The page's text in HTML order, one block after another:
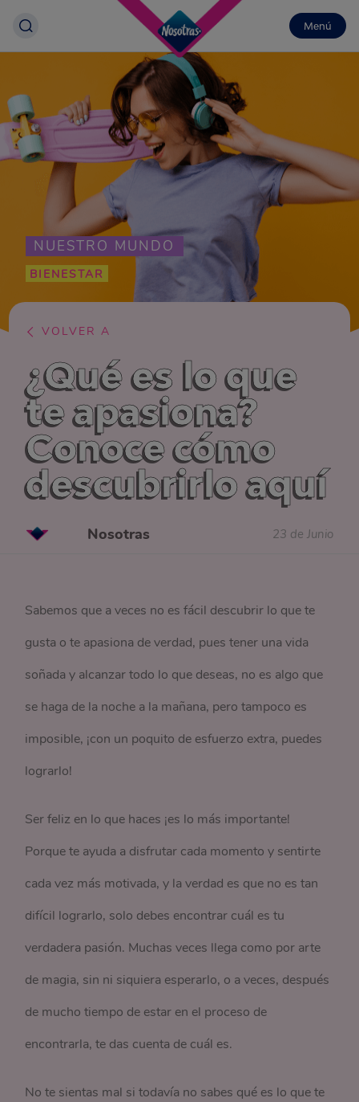
Menú
NUESTRO MUNDO
BIENESTAR
VOLVER A
¿Qué es lo que
te apasiona?
Conoce cómo
descubrirlo aquí
Nosotras 23 de Junio
Sabemos que a veces no es fácil descubrir lo que te
gusta o te apasiona de verdad, pues tener una vida
soñada y alcanzar todo lo que deseas, no es algo que
se haga de la noche a la mañana, pero tampoco es
imposible, ¡con un poquito de esfuerzo extra, puedes
lograrlo!
Ser feliz en lo que haces ¡es lo más importante!
Porque te ayuda a disfrutar cada momento y sentirte
cada vez más motivada, y la verdad es que no es tan
difícil lograrlo, solo debes encontrar cuál es tu
verdadera pasión. Muchas veces llega como por arte
de magia, sin ni siquiera esperarlo, o a veces, después
de mucho tiempo de estar en el proceso de
encontrarla, te das cuenta de cuál es.
No te sientas mal si todavía no sabes qué es lo que te